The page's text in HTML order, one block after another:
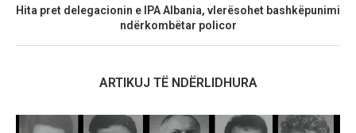
Hita pret delegacionin e IPA Albania, vlerësohet bashkëpunimi
ndërkombëtar policor
ARTIKUJ TË NDËRLIDHURA